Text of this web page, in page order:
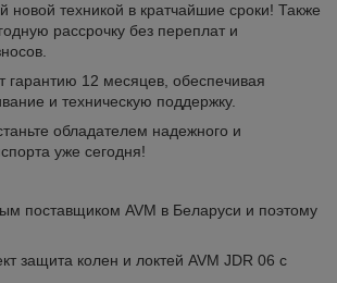
новой техникой в кратчайшие сроки! Также
рассрочку без переплат и
гарантию 12 месяцев, обеспечивая
и техническую поддержку.
обладателем надежного и
уже сегодня!
поставщиком AVM в Беларуси и поэтому
защита колен и локтей AVM JDR 06 с